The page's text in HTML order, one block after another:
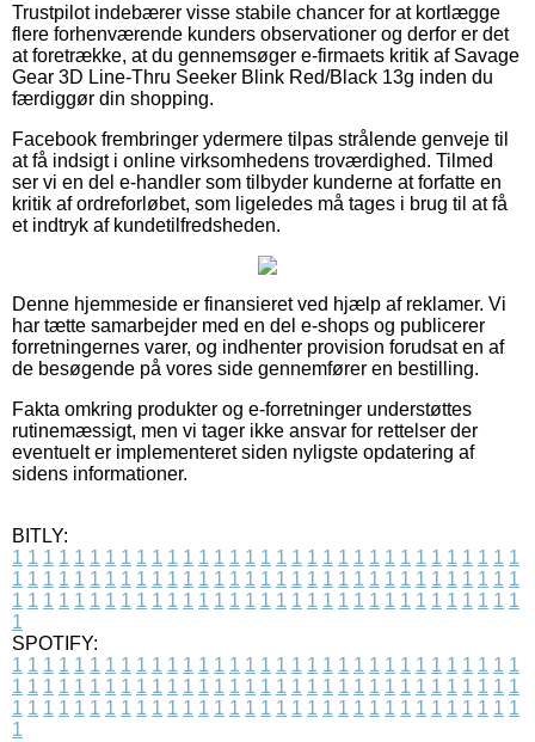
Trustpilot indebærer visse stabile chancer for at kortlægge
flere forhenværende kunders observationer og derfor er det
at foretrække, at du gennemsøger e-firmaets kritik af Savage
Gear 3D Line-Thru Seeker Blink Red/Black 13g inden du
færdiggør din shopping.
Facebook frembringer ydermere tilpas strålende genveje til
at få indsigt i online virksomhedens troværdighed. Tilmed
ser vi en del e-handler som tilbyder kunderne at forfatte en
kritik af ordreforløbet, som ligeledes må tages i brug til at få
et indtryk af kundetilfredsheden.
Denne hjemmeside er finansieret ved hjælp af reklamer. Vi
har tætte samarbejder med en del e-shops og publicerer
forretningernes varer, og indhenter provision forudsat en af
de besøgende på vores side gennemfører en bestilling.
Fakta omkring produkter og e-forretninger understøttes
rutinemæssigt, men vi tager ikke ansvar for rettelser der
eventuelt er implementeret siden nyligste opdatering af
sidens informationer.
BITLY:
1 1 1 1 1 1 1 1 1 1 1 1 1 1 1 1 1 1 1 1 1 1 1 1 1 1 1 1 1 1 1 1 1
1 1 1 1 1 1 1 1 1 1 1 1 1 1 1 1 1 1 1 1 1 1 1 1 1 1 1 1 1 1 1 1 1
1 1 1 1 1 1 1 1 1 1 1 1 1 1 1 1 1 1 1 1 1 1 1 1 1 1 1 1 1 1 1 1 1
1
SPOTIFY:
1 1 1 1 1 1 1 1 1 1 1 1 1 1 1 1 1 1 1 1 1 1 1 1 1 1 1 1 1 1 1 1 1
1 1 1 1 1 1 1 1 1 1 1 1 1 1 1 1 1 1 1 1 1 1 1 1 1 1 1 1 1 1 1 1 1
1 1 1 1 1 1 1 1 1 1 1 1 1 1 1 1 1 1 1 1 1 1 1 1 1 1 1 1 1 1 1 1 1
1